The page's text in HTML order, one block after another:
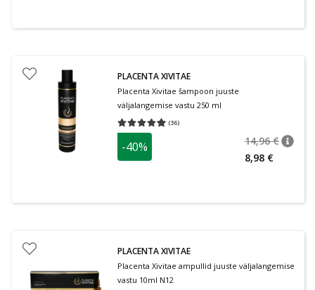
PLACENTA XIVITAE
Placenta Xivitae šampoon juuste
väljalangemise vastu 250 ml
(36)
Keskmine hinnang 4.94
-40% 14,96 €
8,98 €
PLACENTA XIVITAE
Placenta Xivitae ampullid juuste väljalangemise
vastu 10ml N12